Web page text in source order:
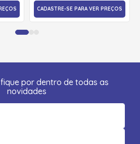
CADASTRE-SE PARA VER PREÇOS
por dentro de todas as
novidades